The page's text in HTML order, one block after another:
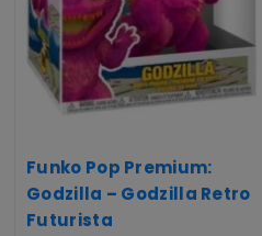
Funko Pop Premium:
Godzilla – Godzilla Retro
Futurista